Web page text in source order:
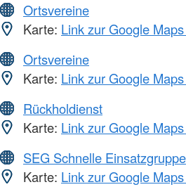
Ortsvereine
Karte: Link zur Google
Ortsvereine
Karte: Link zur Google
Rückholdienst
Karte: Link zur Google
SEG Schnelle Einsatzgruppe
Karte: Link zur Google